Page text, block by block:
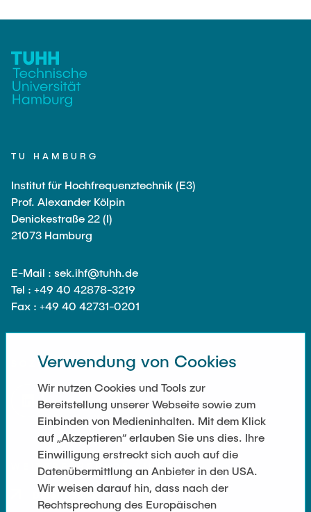
Nils Albrecht
Moritz Bäcker
Nils Bade
Kai Christian Hübner
Omar Jabi
Marvin Jäger
Sarah Klass
Dominik Langer
Rasmus Mentzer
Georg Frederik Riemschneider
Marvin Ruppik
Jan-Joshua Schmitt
Bartosz Tegowski
Frederik Vollmer
SUSTRONICS
Weitere Projektbeteiligungen
ElektRail
I3 Junior
Ausstattung des Instituts
Messtechnik
Feinmechanik
Software
TU HAMBURG
Institut für Hochfrequenztechnik (E3)
Prof. Alexander Kölpin
Denickestraße 22 (I)
21073 Hamburg
E-Mail : sek.ihf@tuhh.de
Tel : +49 40 42878-3219
Fax : +49 40 42731-0201
SOZIALE NETZWERKE
WEITERFÜHRENDE LINKS
Datenschutz
Verwendung von Cookies
Wir nutzen Cookies und Tools zur
Bereitstellung unserer Webseite sowie zum
Einbinden von Medieninhalten. Mit dem Klick
auf „Akzeptieren“ erlauben Sie uns dies. Ihre
Einwilligung erstreckt sich auch auf die
Datenübermittlung an Anbieter in den USA.
Wir weisen darauf hin, dass nach der
Rechtsprechung des Europäischen